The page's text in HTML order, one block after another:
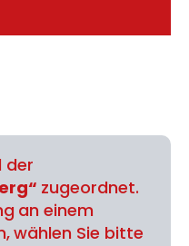
der
zugeordnet.
an einem
wählen Sie bitte